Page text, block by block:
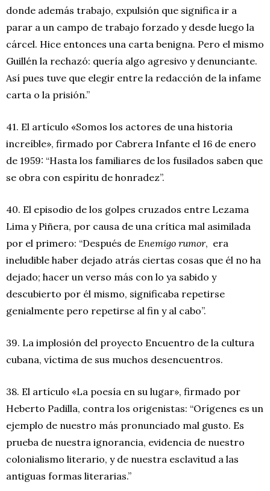
donde además trabajo, expulsión que significa ir a
parar a un campo de trabajo forzado y desde luego la
cárcel. Hice entonces una carta benigna. Pero el mismo
Guillén la rechazó: quería algo agresivo y denunciante.
Así pues tuve que elegir entre la redacción de la infame
carta o la prisión.”
41. El artículo «Somos los actores de una historia
increíble», firmado por Cabrera Infante el 16 de enero
de 1959: “Hasta los familiares de los fusilados saben que
se obra con espíritu de honradez”.
40. El episodio de los golpes cruzados entre Lezama
Lima y Piñera, por causa de una crítica mal asimilada
por el primero: “Después de Enemigo rumor, era
ineludible haber dejado atrás ciertas cosas que él no ha
dejado; hacer un verso más con lo ya sabido y
descubierto por él mismo, significaba repetirse
genialmente pero repetirse al fin y al cabo”.
39. La implosión del proyecto Encuentro de la cultura
cubana, víctima de sus muchos desencuentros.
38. El artículo «La poesía en su lugar», firmado por
Heberto Padilla, contra los origenistas: “Orígenes es un
ejemplo de nuestro más pronunciado mal gusto. Es
prueba de nuestra ignorancia, evidencia de nuestro
colonialismo literario, y de nuestra esclavitud a las
antiguas formas literarias.”